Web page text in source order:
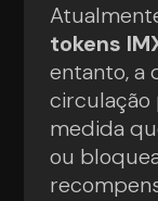
tokens
entanto, a
circulação
medida
ou